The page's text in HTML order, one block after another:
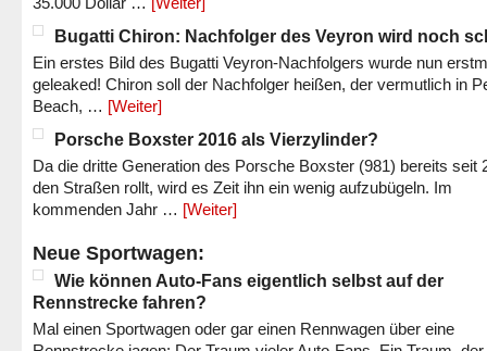
Bugatti Chiron: Nachfolger des Veyron wird noch
Ein erstes Bild des Bugatti Veyron-Nachfolgers wurde nun
geleaked! Chiron soll der Nachfolger heißen, der vermutlich in
Beach, … [Weiter]
Porsche Boxster 2016 als Vierzylinder?
Da die dritte Generation des Porsche Boxster (981) bereits seit
den Straßen rollt, wird es Zeit ihn ein wenig aufzubügeln. Im
kommenden Jahr … [Weiter]
Neue Sportwagen:
Wie können Auto-Fans eigentlich selbst auf der
Rennstrecke fahren?
Mal einen Sportwagen oder gar einen Rennwagen über eine